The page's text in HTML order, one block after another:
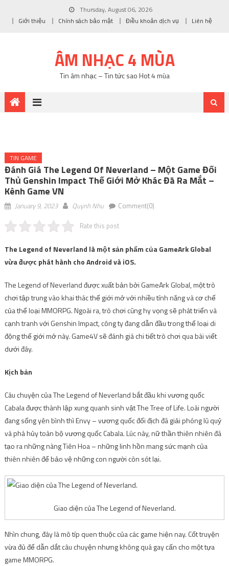
Thursday, August 06, 2026
Giới thiệu
Chính sách bảo mật Điều khoản dịch vụ Liên hệ
ÂM NHẠC 4 MÙA
Tin âm nhạc – Tin tức sao Hot 4 mùa
TIN GAME
Đánh Giá The Legend Of Neverland – Một Game Đối
Thủ Genshin Impact Thế Giới Mở Khác Đã Ra Mắt –
Kênh Game VN
January 9, 2023 Quynh Nhu Comment(0)
Rate this post
The Legend of Neverland là một sản phẩm của GameArk Global
vừa được phát hành cho Android và iOS.
The Legend of Neverland được xuất bản bởi GameArk Global, một trò
chơi tập trung vào khai thác thế giới mở với nhiều tính năng và cơ chế
của thể loại MMORPG. Ngoài ra, trò chơi cũng hy vọng sẽ phát triển và
cạnh tranh với Genshin Impact, công ty đang dẫn đầu trong thể loại di
động thế giới mở này. Game4V sẽ đánh giá chi tiết trò chơi qua bài viết
dưới đây.
Kịch bản
Câu chuyện của The Legend of Neverland bắt đầu khi vương quốc
Cabala được thành lập xung quanh sinh vật The Tree of Life. Loài người
đang sống yên bình thì Envy – vương quốc đối địch đã giải phóng lũ quỷ
và phá hủy toàn bộ vương quốc Cabala. Lúc này, nữ thần thiên nhiên đã
tạo ra những nàng Tiên Hoa – những linh hồn mang sức mạnh của
thiên nhiên để bảo vệ những con người còn sót lại.
Giao diện của The Legend of Neverland.
Nhìn chung, đây là mô típ quen thuộc của các game hiện nay. Cốt truyện
vừa đủ để dẫn dắt câu chuyện nhưng không quá gay cấn cho một tựa
game MMORPG.